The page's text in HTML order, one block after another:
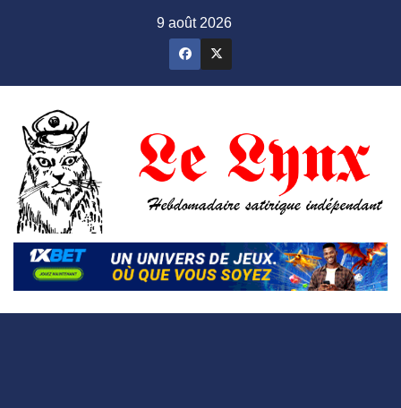
9 août 2026